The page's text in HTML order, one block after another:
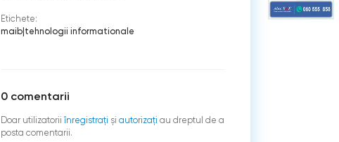
Etichete:
maib| tehnologii informationale
0 comentarii
Doar utilizatorii înregistraţi şi autorizați au dreptul de a
posta comentarii.